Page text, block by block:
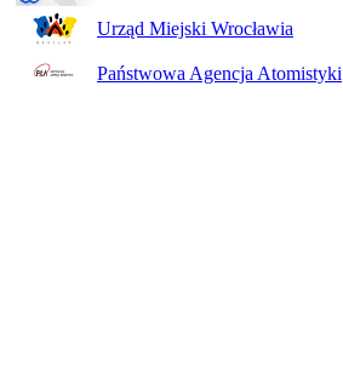
Urząd Miejski Wrocławia
Państwowa Agencja Atomistyki